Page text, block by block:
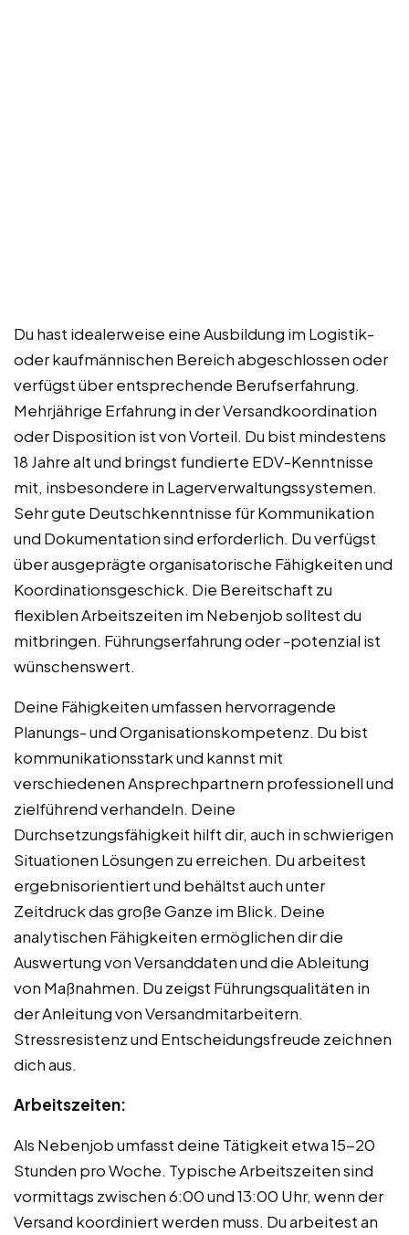
Du hast idealerweise eine Ausbildung im Logistik-
oder kaufmännischen Bereich abgeschlossen oder
verfügst über entsprechende Berufserfahrung.
Mehrjährige Erfahrung in der Versandkoordination
oder Disposition ist von Vorteil. Du bist mindestens
18 Jahre alt und bringst fundierte EDV-Kenntnisse
mit, insbesondere in Lagerverwaltungssystemen.
Sehr gute Deutschkenntnisse für Kommunikation
und Dokumentation sind erforderlich. Du verfügst
über ausgeprägte organisatorische Fähigkeiten und
Koordinationsgeschick. Die Bereitschaft zu
flexiblen Arbeitszeiten im Nebenjob solltest du
mitbringen. Führungserfahrung oder -potenzial ist
wünschenswert.
Deine Fähigkeiten umfassen hervorragende
Planungs- und Organisationskompetenz. Du bist
kommunikationsstark und kannst mit
verschiedenen Ansprechpartnern professionell und
zielführend verhandeln. Deine
Durchsetzungsfähigkeit hilft dir, auch in schwierigen
Situationen Lösungen zu erreichen. Du arbeitest
ergebnisorientiert und behältst auch unter
Zeitdruck das große Ganze im Blick. Deine
analytischen Fähigkeiten ermöglichen dir die
Auswertung von Versanddaten und die Ableitung
von Maßnahmen. Du zeigst Führungsqualitäten in
der Anleitung von Versandmitarbeitern.
Stressresistenz und Entscheidungsfreude zeichnen
dich aus.
Arbeitszeiten:
Als Nebenjob umfasst deine Tätigkeit etwa 15-20
Stunden pro Woche. Typische Arbeitszeiten sind
vormittags zwischen 6:00 und 13:00 Uhr, wenn der
Versand koordiniert werden muss. Du arbeitest an